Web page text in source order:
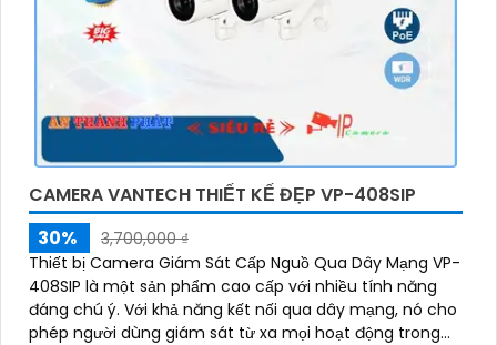
CAMERA VANTECH THIẾT KẾ ĐẸP VP-408SIP
30%
3,700,000 ₫
Thiết bị Camera Giám Sát Cấp Nguồ Qua Dây Mạng VP-
408SIP là một sản phẩm cao cấp với nhiều tính năng
đáng chú ý. Với khả năng kết nối qua dây mạng, nó cho
phép người dùng giám sát từ xa mọi hoạt động trong